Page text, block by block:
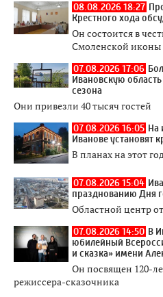
08.08.2026 18:27
Крестного хода
Он состоится в
Смоленской
07.08.2026 17:06
Ивановскую область
сезона
Они привезли 40 тысяч гостей
07.08.2026 16:05 На
Иванове установят
В планах на этот
07.08.2026 15:04
празднованию Дня
Областной центр
07.08.2026 14:50 В
юбилейный
и сказка» имени
Он посвящен 120-
режиссера-сказочника